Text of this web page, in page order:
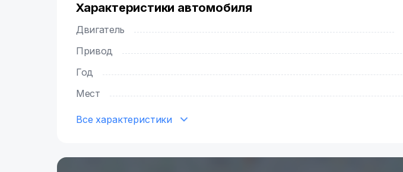
Характеристики автомобиля
Двигатель
Привод
Год
Мест
Все характеристики